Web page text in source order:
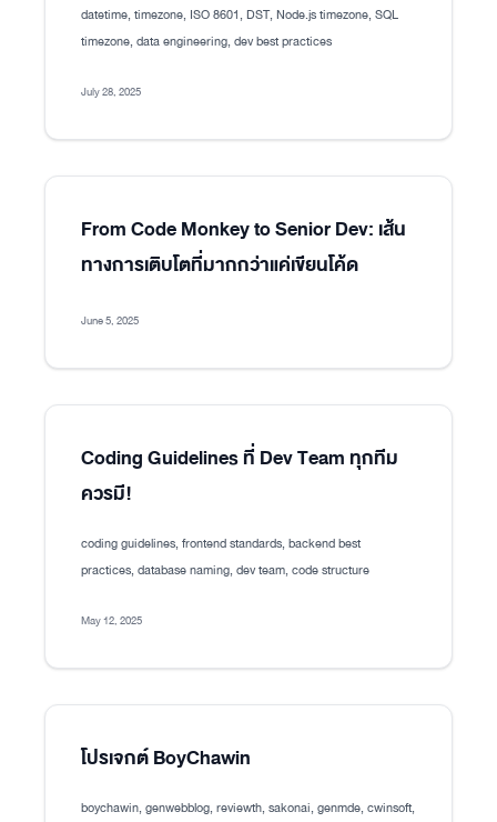
datetime, timezone, ISO 8601, DST, Node.js timezone, SQL
timezone, data engineering, dev best practices
July 28, 2025
From Code Monkey to Senior Dev: เส้น
ทางการเติบโตที่มากกว่าแค่เขียนโค้ด
June 5, 2025
Coding Guidelines ที่ Dev Team ทุกทีม
ควรมี!
coding guidelines, frontend standards, backend best
practices, database naming, dev team, code structure
May 12, 2025
โปรเจกต์ BoyChawin
boychawin, genwebblog, reviewth, sakonai, genmde, cwinsoft,